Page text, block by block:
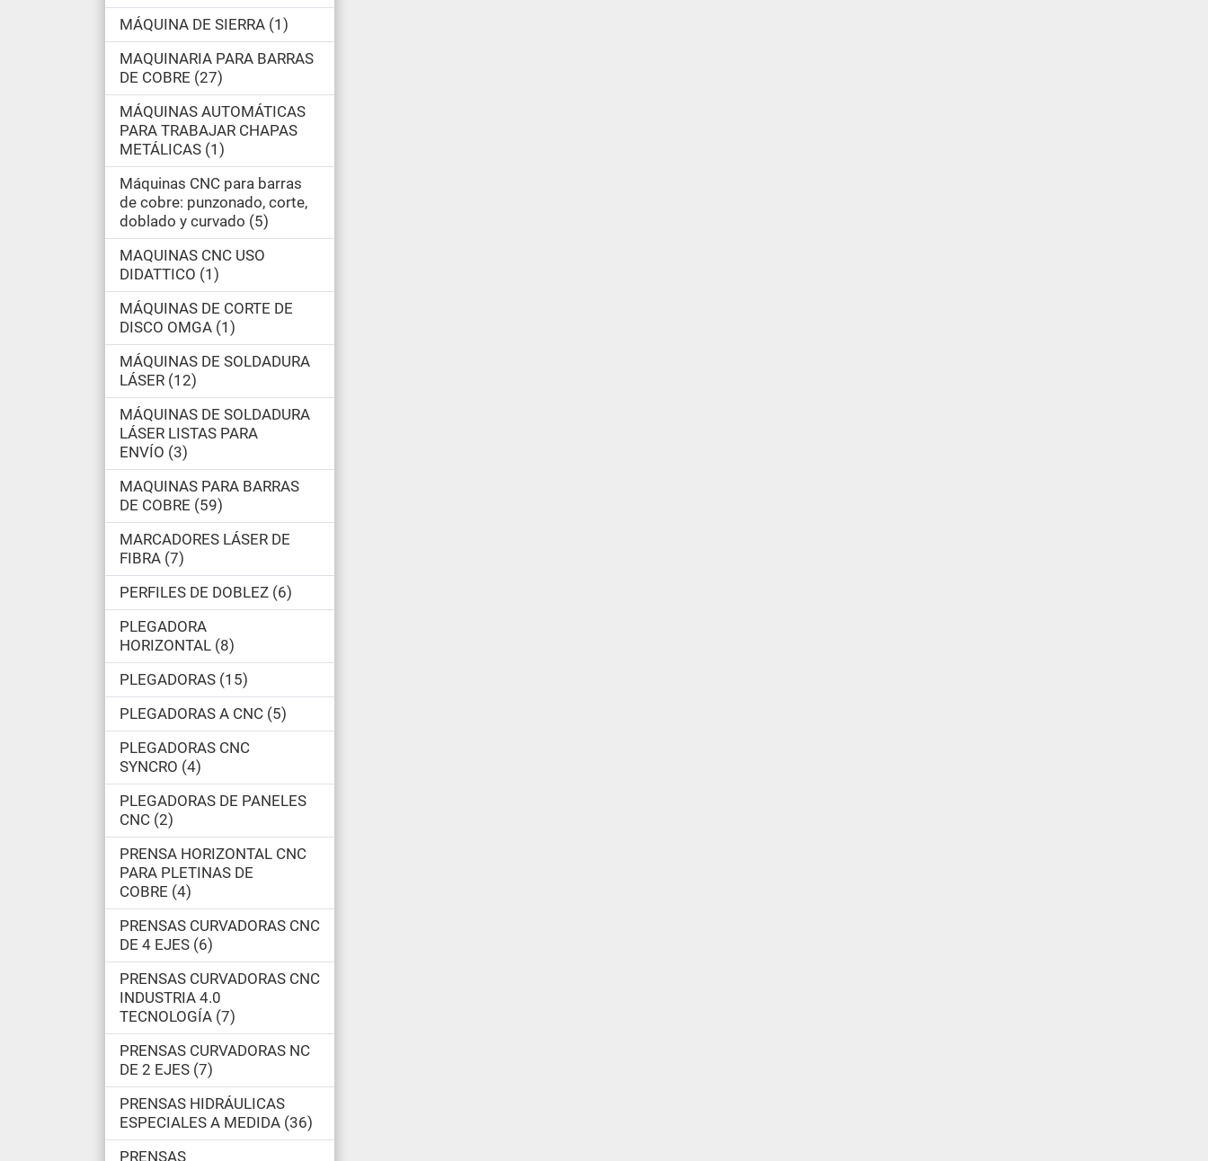
MÁQUINA DE SIERRA 1
MAQUINARIA PARA BARRAS
DE COBRE 27
MÁQUINAS AUTOMÁTICAS
PARA TRABAJAR CHAPAS
METÁLICAS 1
Máquinas CNC para barras
de cobre: punzonado, corte,
doblado y curvado 5
MAQUINAS CNC USO
DIDATTICO 1
MÁQUINAS DE CORTE DE
DISCO OMGA 1
MÁQUINAS DE SOLDADURA
LÁSER 12
MÁQUINAS DE SOLDADURA
LÁSER LISTAS PARA
ENVÍO 3
MAQUINAS PARA BARRAS
DE COBRE 59
MARCADORES LÁSER DE
FIBRA 7
PERFILES DE DOBLEZ 6
PLEGADORA
HORIZONTAL 8
PLEGADORAS 15
PLEGADORAS A CNC 5
PLEGADORAS CNC
SYNCRO 4
PLEGADORAS DE PANELES
CNC 2
PRENSA HORIZONTAL CNC
PARA PLETINAS DE
COBRE 4
PRENSAS CURVADORAS CNC
DE 4 EJES 6
PRENSAS CURVADORAS CNC
INDUSTRIA 4.0
TECNOLOGÍA 7
PRENSAS CURVADORAS NC
DE 2 EJES 7
PRENSAS HIDRÁULICAS
ESPECIALES A MEDIDA 36
PRENSAS